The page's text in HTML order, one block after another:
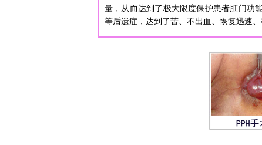
量，从而达到了极大限度保护患者肛门功
等后遗症，达到了苦、不出血、恢复迅速、